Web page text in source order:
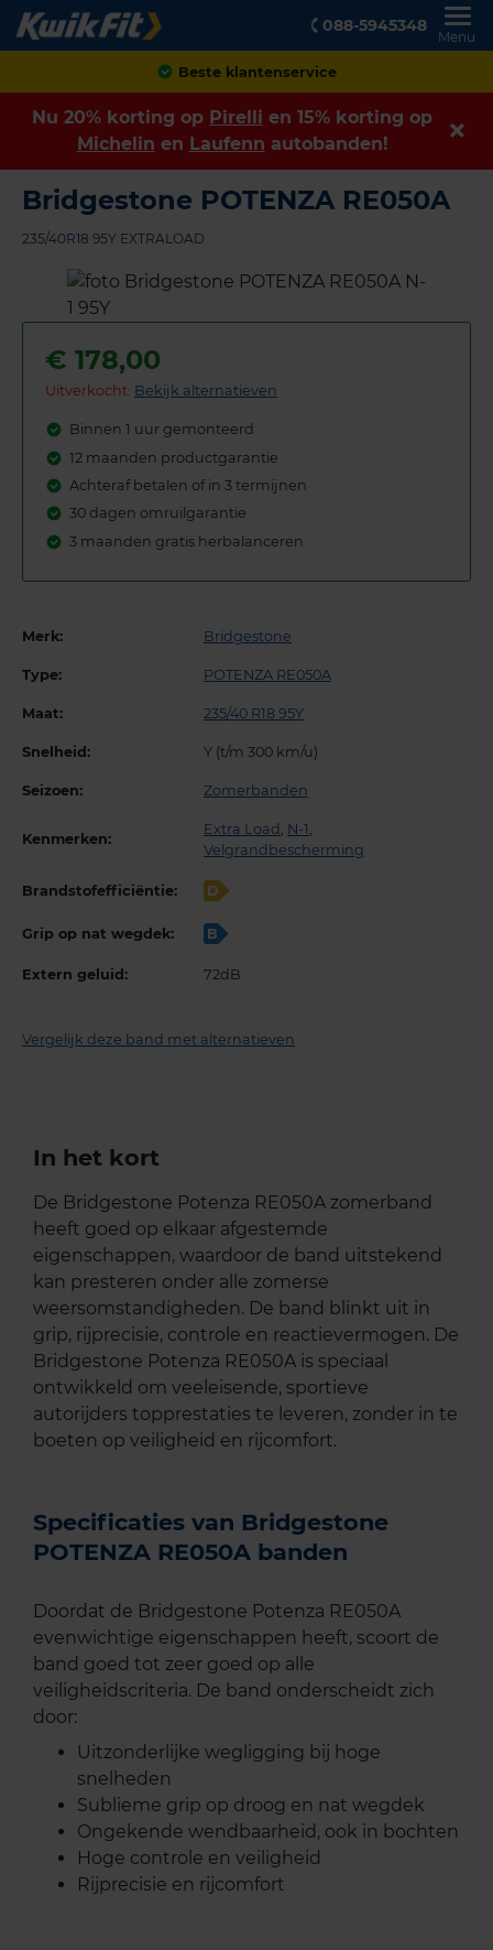
088-5945348
Menu
Beste klantenservice
Nu 20% korting op Pirelli en 15% korting op
Michelin en Laufenn autobanden!
Bridgestone POTENZA RE050A
235/40R18 95Y EXTRALOAD
€ 178,00
Uitverkocht: Bekijk alternatieven
Binnen 1 uur gemonteerd
12 maanden productgarantie
Achteraf betalen of in 3 termijnen
30 dagen omruilgarantie
3 maanden gratis herbalanceren
Merk: Bridgestone
Type: POTENZA RE050A
Maat: 235/40 R18 95Y
Snelheid: Y (t/m 300 km/u)
Seizoen: Zomerbanden
Kenmerken:
Extra Load , N-1 ,
Velgrandbescherming
Brandstofefficiëntie: D
Grip op nat wegdek: B
Extern geluid: 72dB
Vergelijk deze band met alternatieven
In het kort
De Bridgestone Potenza RE050A zomerband
heeft goed op elkaar afgestemde
eigenschappen, waardoor de band uitstekend
kan presteren onder alle zomerse
weersomstandigheden. De band blinkt uit in
grip, rijprecisie, controle en reactievermogen. De
Bridgestone Potenza RE050A is speciaal
ontwikkeld om veeleisende, sportieve
autorijders topprestaties te leveren, zonder in te
boeten op veiligheid en rijcomfort.
Specificaties van Bridgestone
POTENZA RE050A banden
Doordat de Bridgestone Potenza RE050A
evenwichtige eigenschappen heeft, scoort de
band goed tot zeer goed op alle
veiligheidscriteria. De band onderscheidt zich
door:
Uitzonderlijke wegligging bij hoge
snelheden
Sublieme grip op droog en nat wegdek
Ongekende wendbaarheid, ook in bochten
Hoge controle en veiligheid
Rijprecisie en rijcomfort